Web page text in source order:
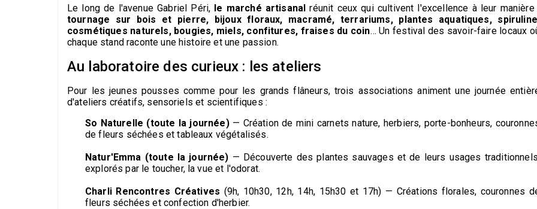
Le long de l'avenue Gabriel Péri, le marché artisanal réunit ceux qui cultivent l'excellence à leur manière
tournage sur bois et pierre, bijoux floraux, macramé, terrariums, plantes aquatiques,
cosmétiques naturels, bougies, miels, confitures, fraises du coin… Un festival des savoir-faire locaux
chaque stand raconte une histoire et une passion.
Au laboratoire des curieux : les ateliers
Pour les jeunes pousses comme pour les grands flâneurs, trois associations animent une journée
d'ateliers créatifs, sensoriels et scientifiques :
So Naturelle (toute la journée)— Création de mini carnets nature, herbiers, porte-bonheurs,
de fleurs séchées et tableaux végétalisés.
Natur'Emma (toute la journée) — Découverte des plantes sauvages et de leurs usages
explorés par le toucher, la vue et l'odorat.
Charli Rencontres Créatives (9h, 10h30, 12h, 14h, 15h30 et 17h) — Créations florales, couronnes
fleurs séchées et confection d'herbier.